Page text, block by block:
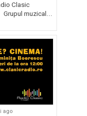
Clasic
muzical...
ago